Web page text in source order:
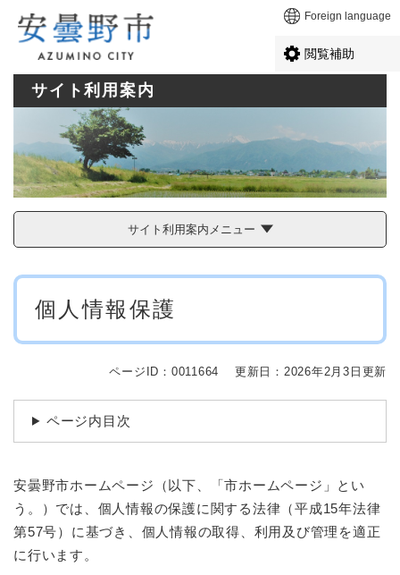
メニューを飛ばして本文へ Foreign language
閲覧補助
サイト利用案内
サイト利用案内メニュー
本
個人情報保護
ページID：0011664 更新日：2026年2月3日更新
ページ内目次
安曇野市ホームページ（以下、「市ホームページ」とい
う。）では、個人情報の保護に関する法律（平成15年法律
第57号）に基づき、個人情報の取得、利用及び管理を適正
に行います。